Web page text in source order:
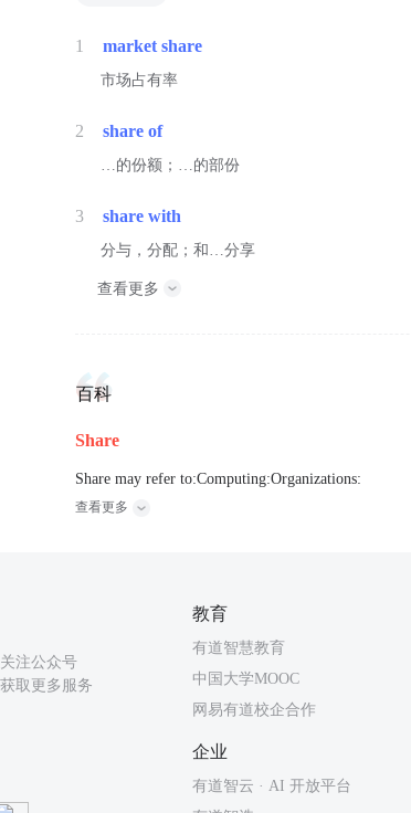
1 market share
市场占有率
2 share of
…的份额；…的部份
3 share with
分与，分配；和…分享
查看更多
百科
Share
Share may refer to:Computing:Organizations:
查看更多
关注公众号
获取更多服务
教育
有道智慧教育
中国大学MOOC
网易有道校企合作
企业
有道智云 · AI 开放平台